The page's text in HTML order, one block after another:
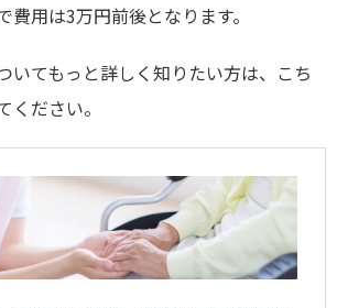
費用は3万円前後となります。
いてもっと詳しく知りたい方は、こち
ください。